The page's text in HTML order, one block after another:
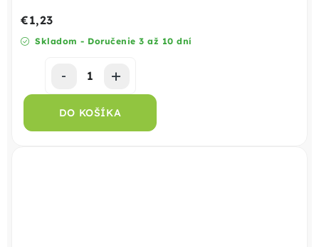
Skladom - Doručenie 3 až 10 dní
€1,23
DO KOŠÍKA